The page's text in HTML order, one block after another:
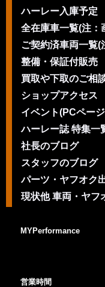
ハーレー入庫予定
全在庫車一覧(注：
ご契約済車両一覧(
整備・保証付販売
買取や下取のご相
ショップアクセス
イベント(PCペー
ハーレー誌 特集一
社長のブログ
スタッフのブログ
パーツ・ヤフオク
現状他 車両・ヤフ
MYPerformance
営業時間